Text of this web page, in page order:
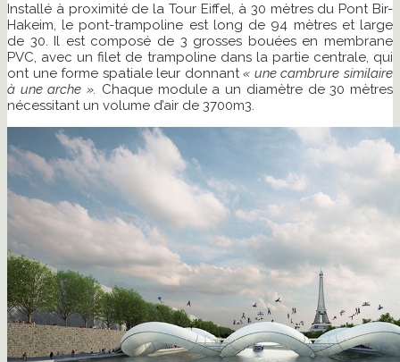
Installé à proximité de la Tour Eiffel, à 30 mètres du Pont Bir-
Hakeim, le pont-trampoline est long de 94 mètres et large
de 30. Il est composé de 3 grosses bouées en membrane
PVC, avec un filet de trampoline dans la partie centrale, qui
ont une forme spatiale leur donnant« une cambrure similaire
à une arche ». Chaque module a un diamètre de 30 mètres
nécessitant un volume d’air de 3700m3.